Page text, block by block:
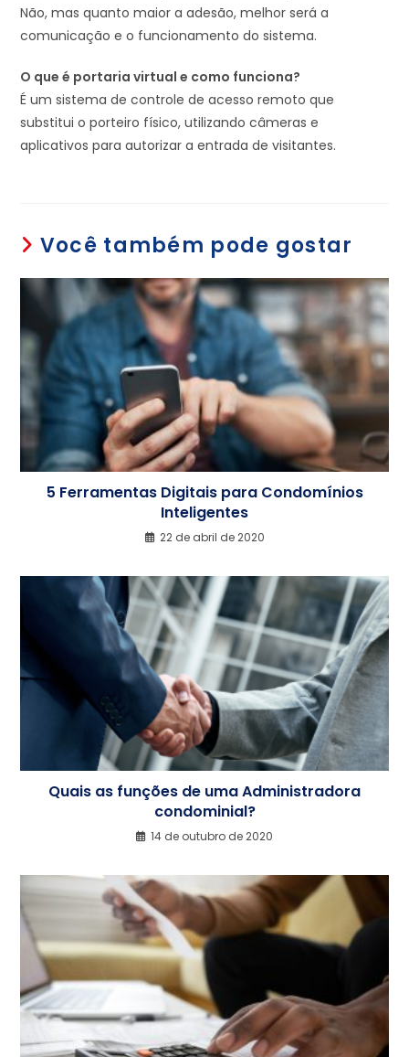
Não, mas quanto maior a adesão, melhor será a
comunicação e o funcionamento do sistema.
O que é portaria virtual e como funciona?
É um sistema de controle de acesso remoto que
substitui o porteiro físico, utilizando câmeras e
aplicativos para autorizar a entrada de visitantes.
Você também pode gostar
5 Ferramentas Digitais para Condomínios
Inteligentes
22 de abril de 2020
Quais as funções de uma Administradora
condominial?
14 de outubro de 2020